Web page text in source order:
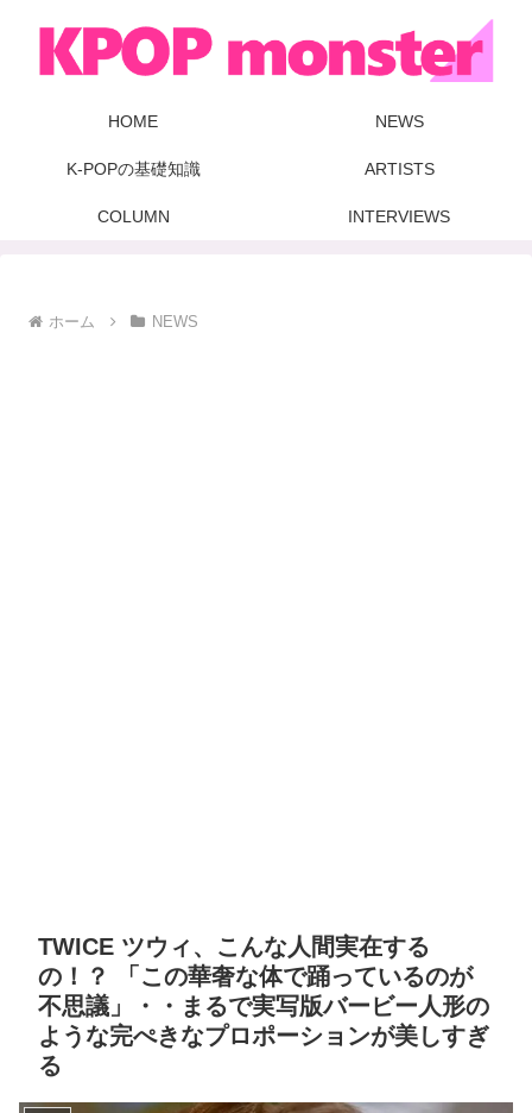
HOME NEWS
K-POPの基礎知識 ARTISTS
COLUMN INTERVIEWS
ホーム NEWS
TWICE ツウィ、こんな人間実在する
の！？ 「この華奢な体で踊っているのが
不思議」・・まるで実写版バービー人形の
ような完ぺきなプロポーションが美しすぎ
る